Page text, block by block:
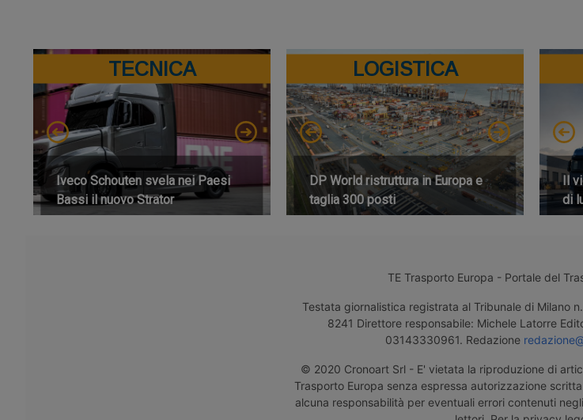
TECNICA
Iveco Schouten svela nei Paesi
Bassi il nuovo Strator
LOGISTICA
DP World ristruttura in Europa e
taglia 300 posti
Il
di
TE Trasporto Europa - Portale del
Testata giornalistica registrata al Tribunale di Milano
8241 Direttore responsabile: Michele Latorre
03143330961. Redazione
© 2020 Cronoart Srl - E' vietata la riproduzione di
Trasporto Europa senza espressa autorizzazione
alcuna responsabilità per eventuali errori contenuti